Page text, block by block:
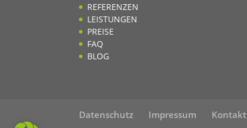
REFERENZEN
LEISTUNGEN
PREISE
FAQ
BLOG
Datenschutz Impressum Kontakt